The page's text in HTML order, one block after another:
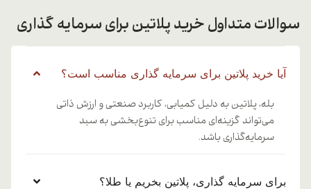
سوالات متداول خرید پلاتین برای سرمایه گذاری
آیا خرید پلاتین برای سرمایه گذاری مناسب است؟
بله، پلاتین به دلیل کمیابی، کاربرد صنعتی و ارزش ذاتی
می‌تواند گزینه‌ای مناسب برای تنوع‌بخشی به سبد
سرمایه‌گذاری باشد.
برای سرمایه گذاری، پلاتین بخریم یا طلا؟